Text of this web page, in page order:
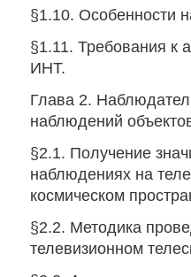
§1.10. Особенности
§1.11. Требования к
ИНТ.
Глава 2.
наблюдений
§2.1. Получение
наблюдениях на
космическом
§2.2. Методика
телевизионном